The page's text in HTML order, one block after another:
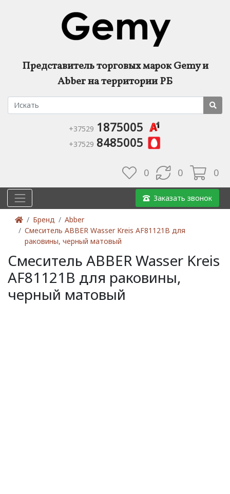
Представитель торговых марок Gemy и
Abber на территории РБ
+37529 1875005
+37529 8485005
0 0 0
Заказать звонок
Бренд
Abber
Смеситель ABBER Wasser Kreis AF81121B для
раковины, черный матовый
Смеситель ABBER Wasser Kreis
AF81121B для раковины,
черный матовый